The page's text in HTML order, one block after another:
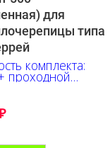
для
типа
комплекта:
проходной
+ колпак